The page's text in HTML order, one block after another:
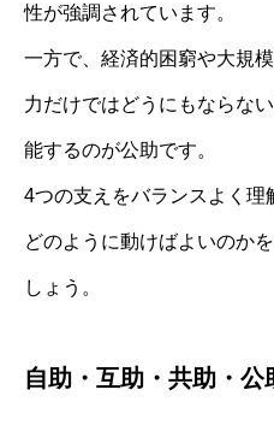
性が強調されています。
一方で、経済的困窮や大規
力だけではどうにもならな
能するのが公助です。
4つの支えをバランスよく
どのように動けばよいのか
しょう。
自助・互助・共助・